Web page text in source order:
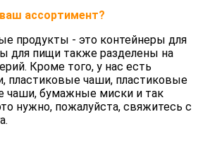
ассортимент?
продукты - это контейнеры для
для пищи также разделены на
Кроме того, у нас есть
пластиковые чаши, пластиковые
чаши, бумажные миски и так
нужно, пожалуйста, свяжитесь с